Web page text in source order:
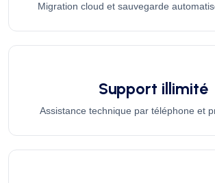
Migration cloud et sauvegarde
Support illimité
Assistance technique par téléphone et